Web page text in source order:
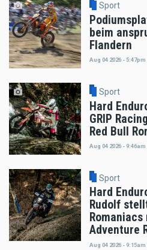
Sport
beim
Flandern
Aug 04 2026 - 5:47pm
Sport
Hard
GRIP
Red Bull
Aug 04 2026 - 9:46am
Sport
Hard
Rudolf
Adventure
Aug 04 2026 - 9:15am